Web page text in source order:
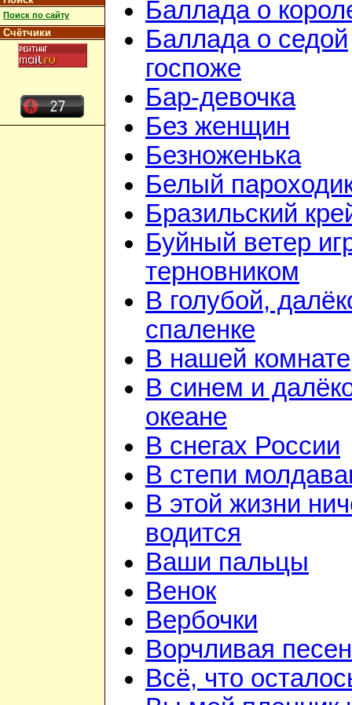
Поиск по сайту
Счётчики
Баллада о
Баллада о седой
госпоже
Бар-девочка
Без женщин
Безноженька
Белый
Бразильский
Буйный ветер
терновником
В голубой,
спаленке
В нашей комнате
В синем и
океане
В снегах России
В степи
В этой жизни
водится
Ваши пальцы
Венок
Вербочки
Ворчливая
Всё, что